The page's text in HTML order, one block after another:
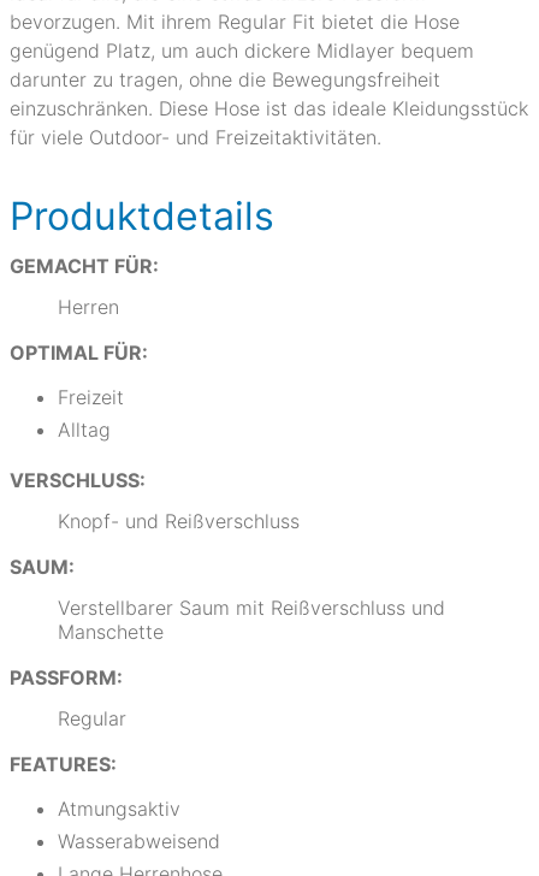
bevorzugen. Mit ihrem Regular Fit bietet die Hose
genügend Platz, um auch dickere Midlayer bequem
darunter zu tragen, ohne die Bewegungsfreiheit
einzuschränken. Diese Hose ist das ideale Kleidungsstück
für viele Outdoor- und Freizeitaktivitäten.
Produktdetails
GEMACHT FÜR:
Herren
OPTIMAL FÜR:
Freizeit
Alltag
VERSCHLUSS:
Knopf- und Reißverschluss
SAUM:
Verstellbarer Saum mit Reißverschluss und
Manschette
PASSFORM:
Regular
FEATURES:
Atmungsaktiv
Wasserabweisend